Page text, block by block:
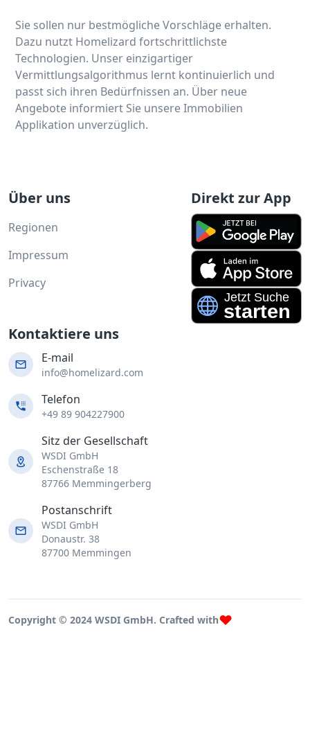
Sie sollen nur bestmögliche Vorschläge erhalten.
Dazu nutzt Homelizard fortschrittlichste
Technologien. Unser einzigartiger
Vermittlungsalgorithmus lernt kontinuierlich und
passt sich ihren Bedürfnissen an. Über neue
Angebote informiert Sie unsere Immobilien
Applikation unverzüglich.
Über uns
Regionen
Impressum
Privacy
Direkt zur App
Kontaktiere uns
E-mail
info@homelizard.com
Telefon
+49 89 904227900
Sitz der Gesellschaft
WSDI GmbH
Eschenstraße 18
87766 Memmingerberg
Postanschrift
WSDI GmbH
Donaustr. 38
87700 Memmingen
Copyright © 2024 WSDI GmbH. Crafted with